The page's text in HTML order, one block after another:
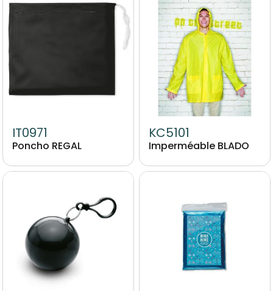
IT0971
Poncho REGAL
KC5101
Imperméable BLADO
Image Media Images
Image